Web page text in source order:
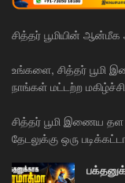
சித்தர் பூமியின்
உங்களை, சித்தர் பூமி
நாங்கள் மட்டற்ற
சித்தர் பூமி இணைய
தேடலுக்கு ஒரு